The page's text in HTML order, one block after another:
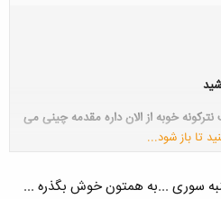
خوبه از الان داره مقدمه چینی می
.فکر کنم نقشه کشیده واسم
تا باز شود...
سوری ...به همتون خوش بگذره ...